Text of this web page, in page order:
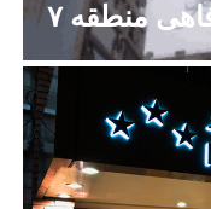
منطقه ۷